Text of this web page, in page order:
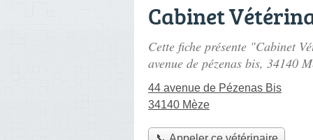
Cabinet
Cette fiche présente "Cabinet
avenue de pézenas bis, 34140
44 avenue de Pézenas Bis
34140 Mèze